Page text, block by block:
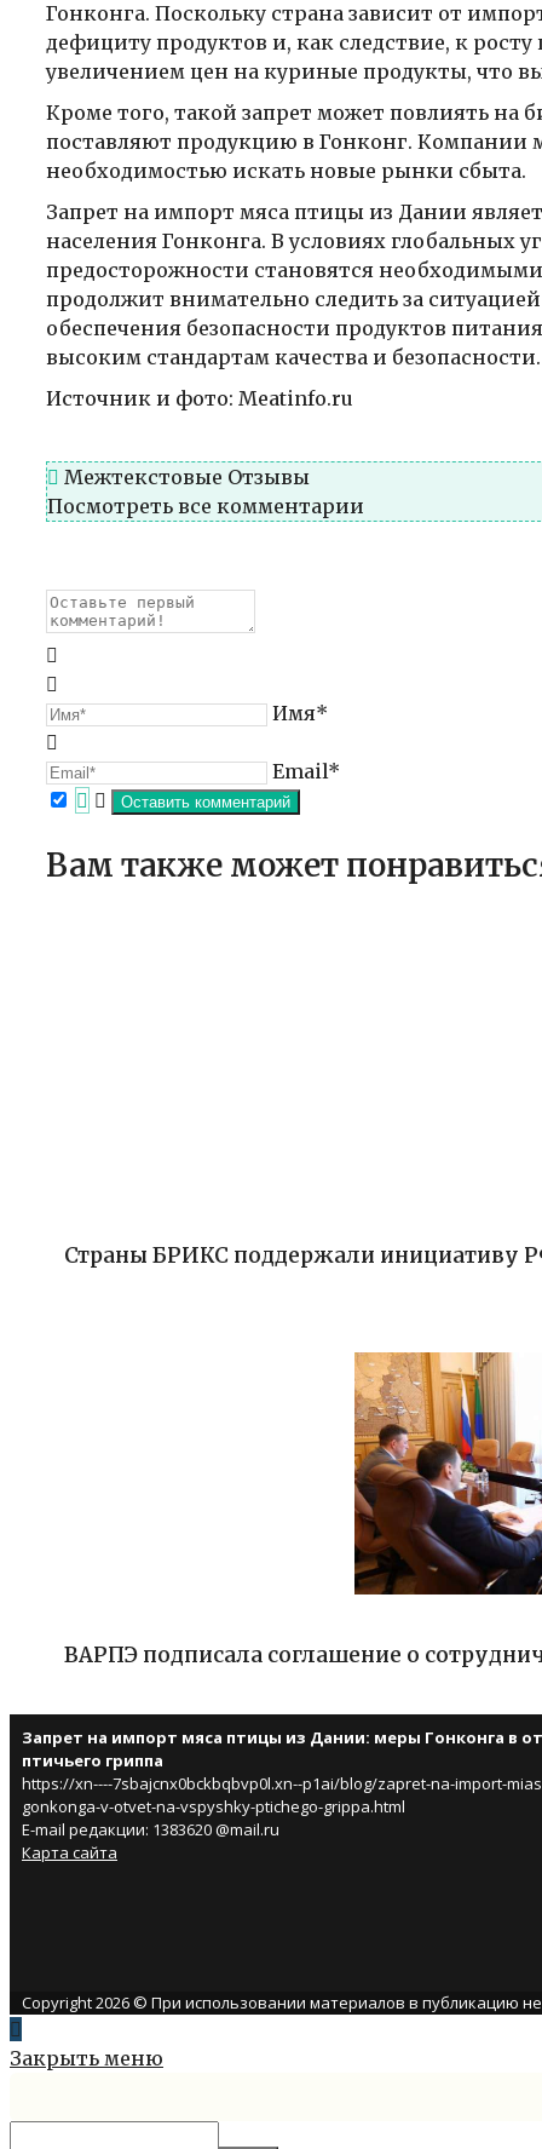
Гонконга. Поскольку страна зависит от
дефициту продуктов и, как следствие, к
увеличением цен на куриные продукты, что
Кроме того, такой запрет может повлиять на
поставляют продукцию в Гонконг. Компании
необходимостью искать новые рынки сбыта.
Запрет на импорт мяса птицы из Дании
населения Гонконга. В условиях глобальных
предосторожности становятся
продолжит внимательно следить за
обеспечения безопасности продуктов
высоким стандартам качества и безопасности.
Источник и фото: Meatinfo.ru
Межтекстовые Отзывы
Посмотреть все комментарии
Имя*
Email*
Вам также может
Страны БРИКС поддержали инициативу
ВАРПЭ подписала соглашение о
Запрет на импорт мяса птицы из Дании: меры Гонконга в
птичьего гриппа
https://xn----7sbajcnx0bckbqbvp0l.xn--p1ai/blog/zapret-na-import-
gonkonga-v-otvet-na-vspyshky-ptichego-grippa.html
E-mail редакции: 1383620 @mail.ru
Карта сайта
Copyright 2026 © При использовании материалов в публикацию
Закрыть меню